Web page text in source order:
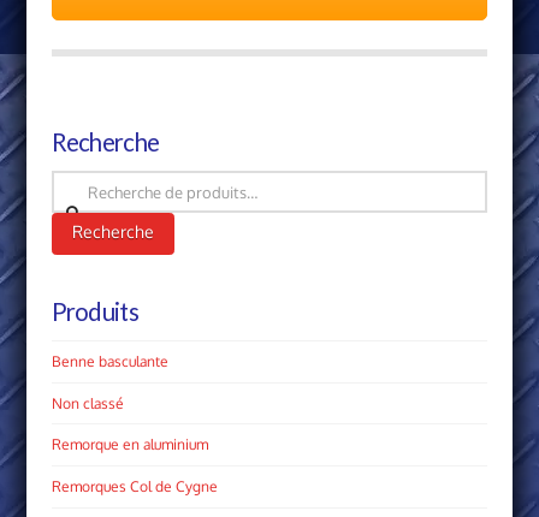
Recherche
Recherche
pour :
Recherche
Produits
Benne basculante
Non classé
Remorque en aluminium
Remorques Col de Cygne